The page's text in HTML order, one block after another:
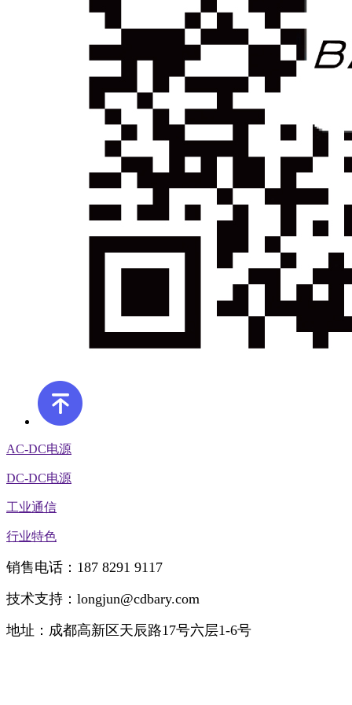
AC-DC电源
DC-DC电源
工业通信
行业特色
销售电话：187 8291 9117
技术支持：longjun@cdbary.com
地址：成都高新区天辰路17号六层1-6号